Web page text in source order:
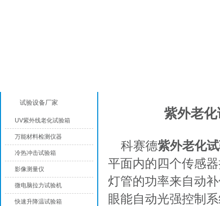
紫外老
科赛德紫外老化
平面内的四个传感
灯管的功率来自动
眼能自动光强控制
试验设备厂家
UV紫外线老化试验箱
万能材料检测仪器
冷热冲击试验箱
影像测量仪
微电脑拉力试验机
快速升降温试验箱